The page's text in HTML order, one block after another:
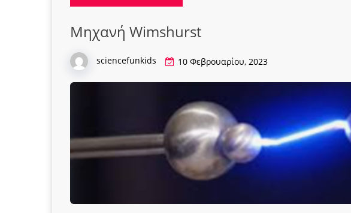
Μηχανή Wimshurst
sciencefunkids 10 Φεβρουαρίου, 2023